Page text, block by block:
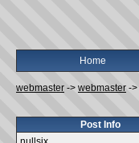
Home
webmaster -> webmaster ->
Post Info